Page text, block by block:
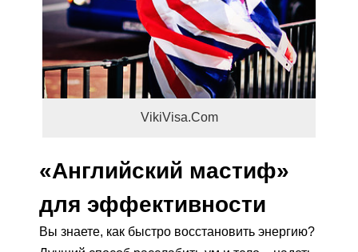
VikiVisa.Com
«Английский мастиф»
для эффективности
Вы знаете, как быстро восстановить энергию?